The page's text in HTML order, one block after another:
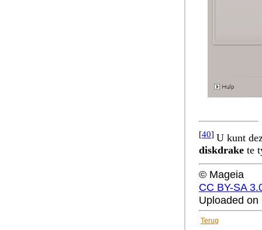
[40] U kunt
diskdrake te
© Mageia
CC BY-SA
Uploaded
Terug